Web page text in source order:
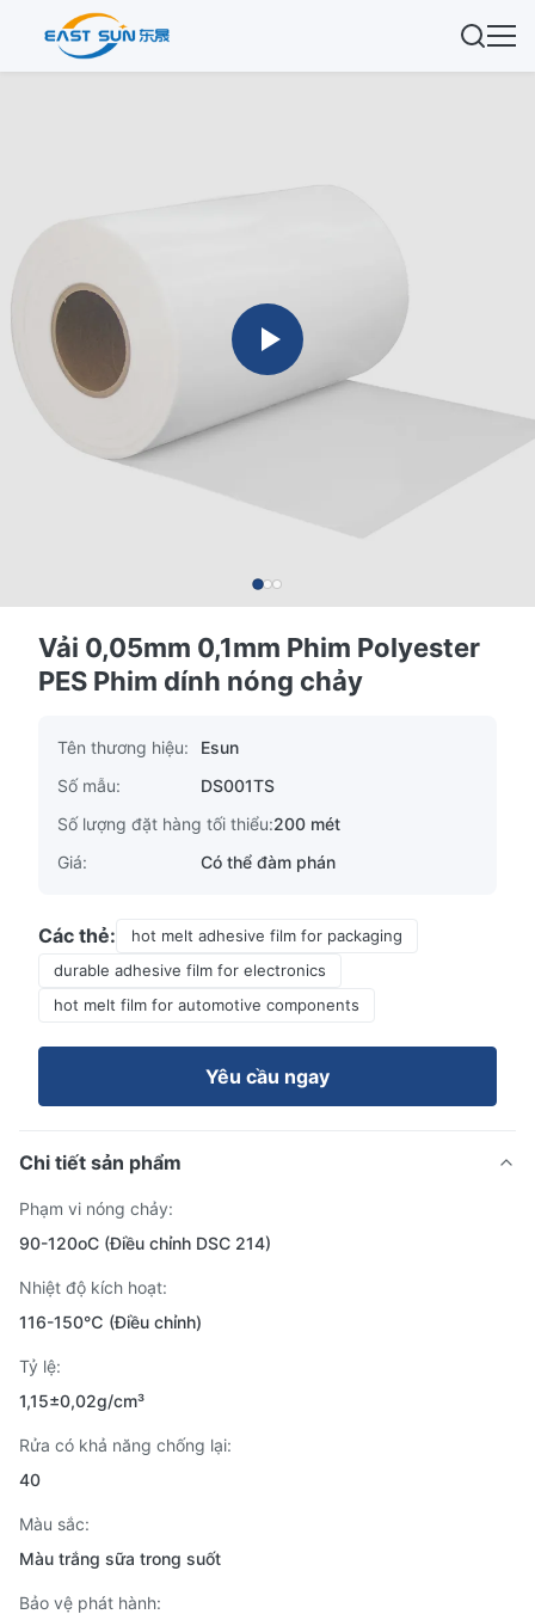
Vải 0,05mm 0,1mm Phim Polyester
PES Phim dính nóng chảy
Tên thương hiệu:
Esun
Số mẫu:
DS001TS
Số lượng đặt hàng tối thiểu:200 mét
Giá:
Có thể đàm phán
Các thẻ:
hot melt adhesive film for packaging
durable adhesive film for electronics
hot melt film for automotive components
Yêu cầu ngay
Chi tiết sản phẩm
Phạm vi nóng chảy:
90-120oC (Điều chỉnh DSC 214)
Nhiệt độ kích hoạt:
116-150℃ (Điều chỉnh)
Tỷ lệ:
1,15±0,02g/cm³
Rửa có khả năng chống lại:
40
Màu sắc:
Màu trắng sữa trong suốt
Bảo vệ phát hành: